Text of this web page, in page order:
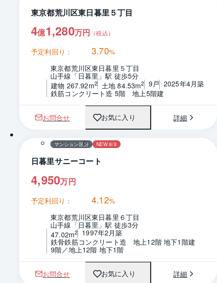
東京都荒川区東日暮里５丁目
4億1,280万円 （税込）
予定利回り： 3.70%
東京都荒川区東日暮里５丁目
山手線「日暮里」駅 徒歩5分
建物 267.92m2 土地 84.53m2 9戸 2025年4月築
鉄筋コンクリート造 5階　地上5階建
お問合せ お気に入り 詳細
1 / 0 間取り
マンション区分 NEW 8/8
日暮里サニーコート
4,950万円
予定利回り： 4.12%
東京都荒川区東日暮里６丁目
山手線「日暮里」駅 徒歩3分
47.02m2
1997年2月築
鉄骨鉄筋コンクリート造　地上12階 地下1階建
9階／地上12階 地下1階
お問合せ お気に入り 詳細
1 / 0 間取り